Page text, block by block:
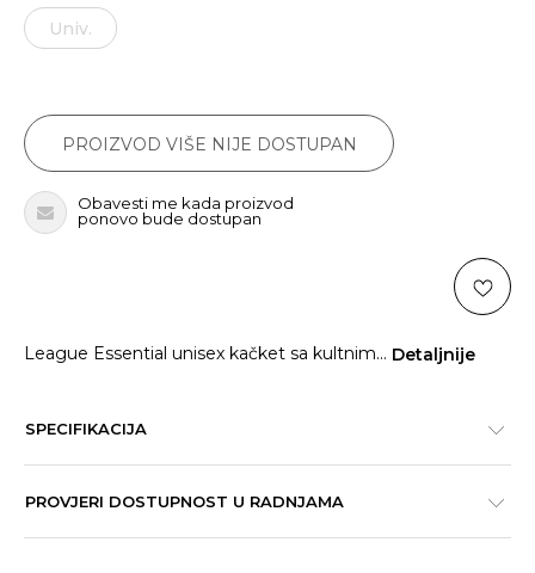
Univ.
PROIZVOD VIŠE NIJE DOSTUPAN
Obavesti me kada proizvod
ponovo bude dostupan
League Essential unisex kačket sa kultnim... Detaljnije
SPECIFIKACIJA
PROVJERI DOSTUPNOST U RADNJAMA